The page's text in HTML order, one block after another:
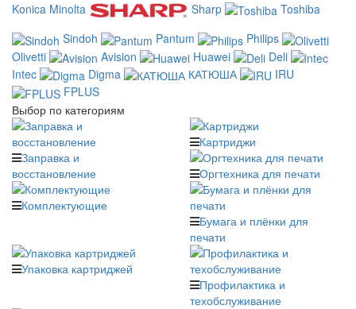
Konica Minolta
Sharp
Toshiba
Sindoh
Pantum
Philips
Olivetti
Avision Huawei
Deli
Intec
Digma КАТЮША
IRU
FPLUS
Выбор по категориям
Заправка и
восстановление
Картриджи
Оргтехника для печати
Комплектующие
Бумага и плёнки для
печати
Упаковка картриджей
Профилактика и
техобслуживание